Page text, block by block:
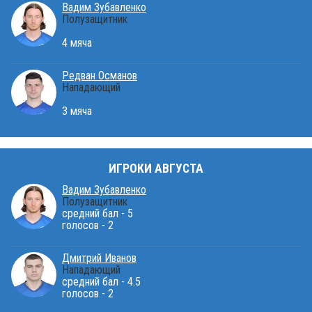
Вадим Зубавленко
Полузащитник
4 мяча
Редван Османов
Нападающий
3 мяча
ИГРОКИ АВГУСТА
Вадим Зубавленко
Полузащитник
средний бал - 5
голосов - 2
Дмитрий Иванов
Нападающий
средний бал - 4.5
голосов - 2